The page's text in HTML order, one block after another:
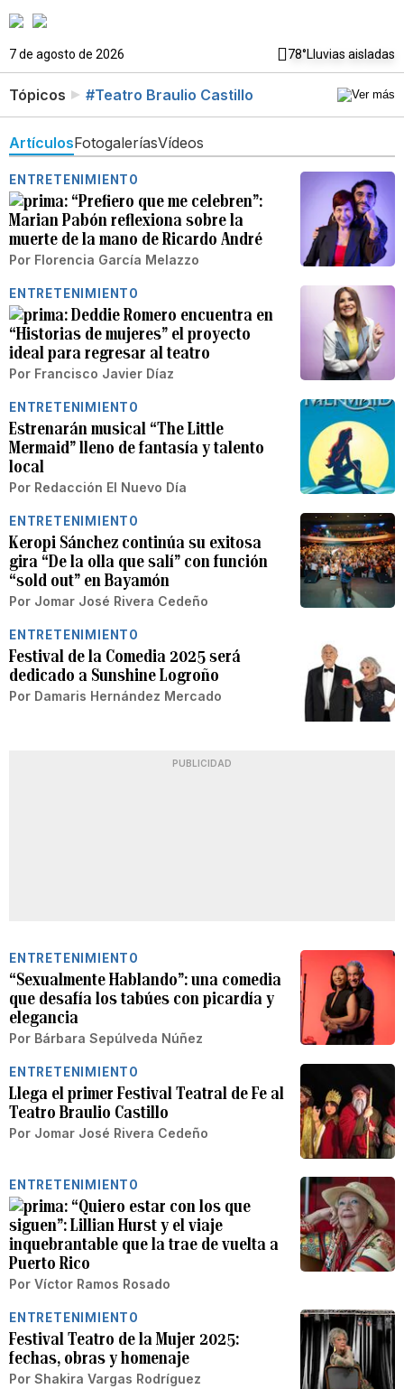
7 de agosto de 2026 78°Lluvias aisladas
Tópicos #Teatro Braulio Castillo
ArtículosFotogaleríasVídeos
ENTRETENIMIENTO
“Prefiero que me celebren”:
Marian Pabón reflexiona sobre la
muerte de la mano de Ricardo André
Por Florencia García Melazzo
ENTRETENIMIENTO
Deddie Romero encuentra en
“Historias de mujeres” el proyecto
ideal para regresar al teatro
Por Francisco Javier Díaz
ENTRETENIMIENTO
Estrenarán musical “The Little
Mermaid” lleno de fantasía y talento
local
Por Redacción El Nuevo Día
ENTRETENIMIENTO
Keropi Sánchez continúa su exitosa
gira “De la olla que salí” con función
“sold out” en Bayamón
Por Jomar José Rivera Cedeño
ENTRETENIMIENTO
Festival de la Comedia 2025 será
dedicado a Sunshine Logroño
Por Damaris Hernández Mercado
PUBLICIDAD
ENTRETENIMIENTO
“Sexualmente Hablando”: una comedia
que desafía los tabúes con picardía y
elegancia
Por Bárbara Sepúlveda Núñez
ENTRETENIMIENTO
Llega el primer Festival Teatral de Fe al
Teatro Braulio Castillo
Por Jomar José Rivera Cedeño
ENTRETENIMIENTO
“Quiero estar con los que
siguen”: Lillian Hurst y el viaje
inquebrantable que la trae de vuelta a
Puerto Rico
Por Víctor Ramos Rosado
ENTRETENIMIENTO
Festival Teatro de la Mujer 2025:
fechas, obras y homenaje
Por Shakira Vargas Rodríguez